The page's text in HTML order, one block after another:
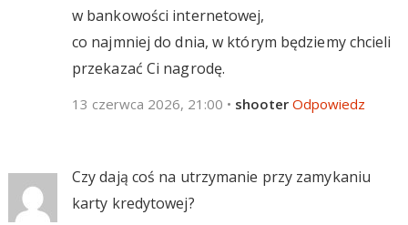
w bankowości internetowej,
co najmniej do dnia, w którym będziemy chcieli
przekazać Ci nagrodę.
13 czerwca 2026, 21:00 • shooter Odpowiedz
Czy dają coś na utrzymanie przy zamykaniu
karty kredytowej?